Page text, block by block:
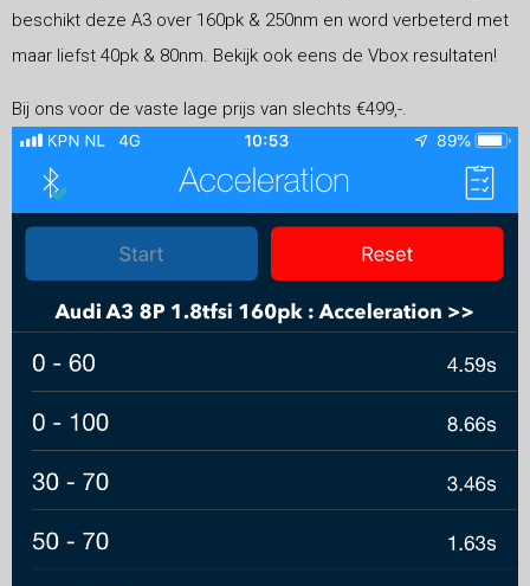
beschikt deze A3 over 160pk & 250nm en word verbeterd met
maar liefst 40pk & 80nm. Bekijk ook eens de Vbox resultaten!
Bij ons voor de vaste lage prijs van slechts €499,-.